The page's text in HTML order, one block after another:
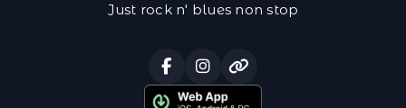
Just rock n' blues non stop